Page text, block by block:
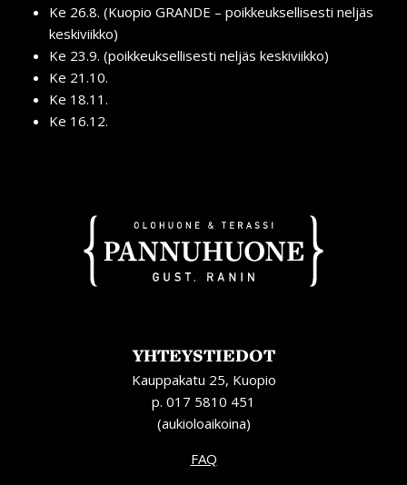
Ke 26.8. (Kuopio GRANDE – poikkeuksellisesti neljäs
keskiviikko)
Ke 23.9. (poikkeuksellisesti neljäs keskiviikko)
Ke 21.10.
Ke 18.11.
Ke 16.12.
YHTEYSTIEDOT
Kauppakatu 25, Kuopio
p. 017 5810 451
(aukioloaikoina)
FAQ